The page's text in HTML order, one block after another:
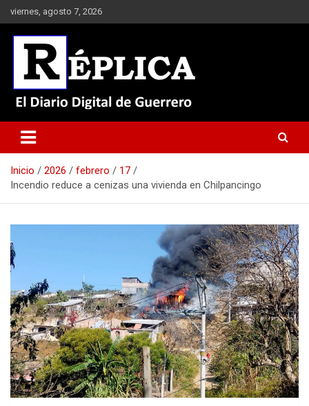
Saltar
al
contenido
viernes, agosto 7, 2026
Réplica
Inicio 2026 febrero
17
Incendio reduce a cenizas una vivienda en Chilpancingo